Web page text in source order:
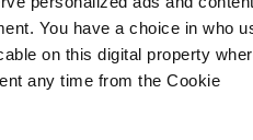
You have a choice in who
on this digital property
any time from the Cookie
Rechtsraum